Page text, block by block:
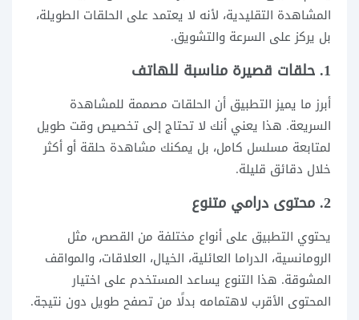
المشاهدة التقليدية، لأنه لا يعتمد على الحلقات الطويلة،
بل يركز على السرعة والتشويق.
1. حلقات قصيرة مناسبة للهاتف
أبرز ما يميز التطبيق أن الحلقات مصممة للمشاهدة
السريعة. هذا يعني أنك لا تحتاج إلى تخصيص وقت طويل
لمتابعة مسلسل كامل، بل يمكنك مشاهدة حلقة أو أكثر
خلال دقائق قليلة.
2. محتوى درامي متنوع
يحتوي التطبيق على أنواع مختلفة من القصص، مثل
الرومانسية، الدراما العائلية، الخيال، العلاقات، والمواقف
المشوقة. هذا التنوع يساعد المستخدم على اختيار
المحتوى الأقرب لاهتمامه بدلًا من تصفح طويل دون نتيجة.